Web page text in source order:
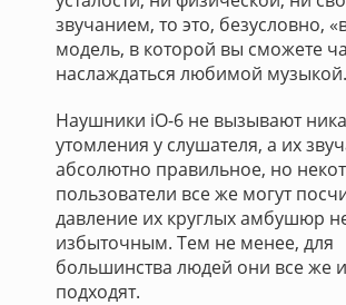
звучанием, то это, безусловно,
модель, в которой вы сможете
наслаждаться любимой музыкой.
Наушники iO-6 не вызывают
утомления у слушателя, а их
абсолютно правильное, но
пользователи все же могут
давление их круглых амбушюр
избыточным. Тем не менее, для
большинства людей они все же
подходят.